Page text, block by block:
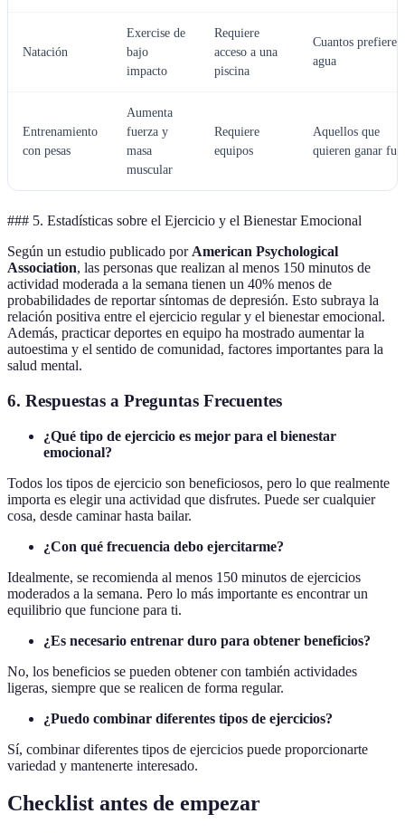
Natación
Exercise de
bajo
impacto
Requiere
acceso a una
piscina
Cuantos
agua
Entrenamiento
con pesas
Aumenta
fuerza y
masa
muscular
Requiere
equipos
Aquellos que
quieren ganar
### 5. Estadísticas sobre el Ejercicio y el Bienestar Emocional
Según un estudio publicado por American Psychological
Association, las personas que realizan al menos 150 minutos de
actividad moderada a la semana tienen un 40% menos de
probabilidades de reportar síntomas de depresión. Esto subraya la
relación positiva entre el ejercicio regular y el bienestar emocional.
Además, practicar deportes en equipo ha mostrado aumentar la
autoestima y el sentido de comunidad, factores importantes para la
salud mental.
6. Respuestas a Preguntas Frecuentes
¿Qué tipo de ejercicio es mejor para el bienestar
emocional?
Todos los tipos de ejercicio son beneficiosos, pero lo que realmente
importa es elegir una actividad que disfrutes. Puede ser cualquier
cosa, desde caminar hasta bailar.
¿Con qué frecuencia debo ejercitarme?
Idealmente, se recomienda al menos 150 minutos de ejercicios
moderados a la semana. Pero lo más importante es encontrar un
equilibrio que funcione para ti.
¿Es necesario entrenar duro para obtener beneficios?
No, los beneficios se pueden obtener con también actividades
ligeras, siempre que se realicen de forma regular.
¿Puedo combinar diferentes tipos de ejercicios?
Sí, combinar diferentes tipos de ejercicios puede proporcionarte
variedad y mantenerte interesado.
Checklist antes de empezar